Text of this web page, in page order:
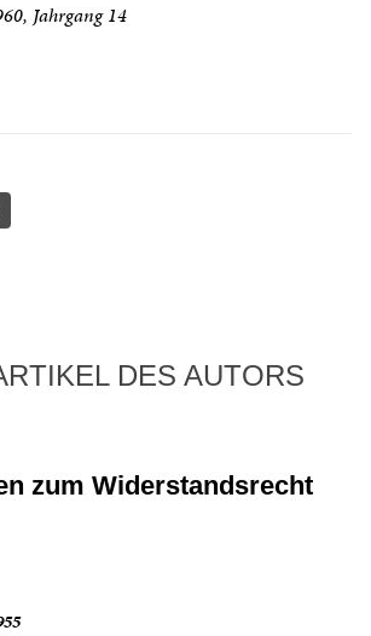
Jahrgang 14
DES AUTORS
zum Widerstandsrecht